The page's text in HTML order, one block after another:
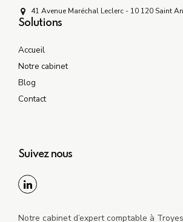
41 Avenue Maréchal Leclerc - 10 120 Saint
Solutions
Accueil
Notre cabinet
Blog
Contact
Suivez nous
Notre cabinet d’expert comptable à